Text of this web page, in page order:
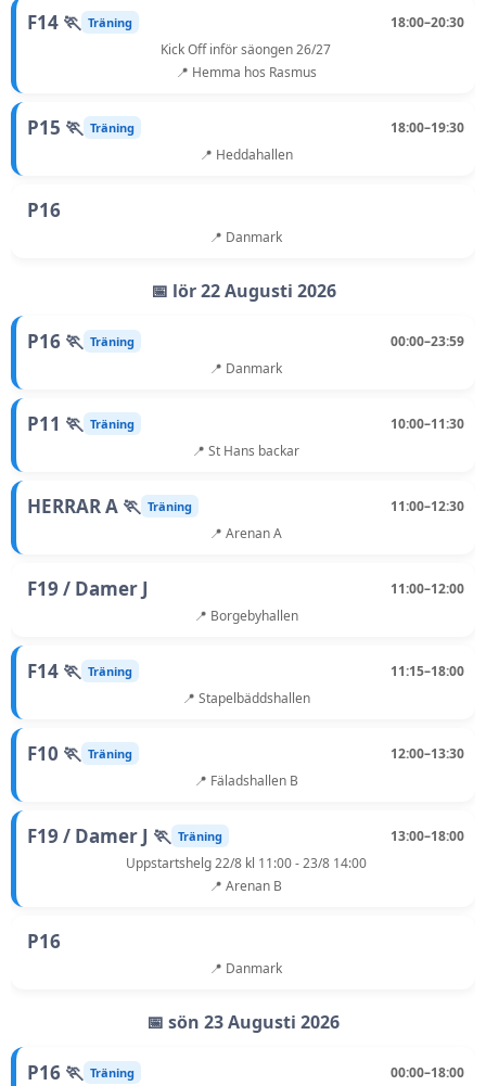
F14 🏃 Träning
18:00–20:30
Kick Off inför säongen 26/27
📍 Hemma hos Rasmus
P15 🏃 Träning
18:00–19:30
📍 Heddahallen
P16
📍 Danmark
📅 lör 22 Augusti 2026
P16 🏃 Träning
00:00–23:59
📍 Danmark
P11 🏃 Träning
10:00–11:30
📍 St Hans backar
HERRAR A 🏃 Träning
11:00–12:30
📍 Arenan A
F19 / Damer J
11:00–12:00
📍 Borgebyhallen
F14 🏃 Träning
11:15–18:00
📍 Stapelbäddshallen
F10 🏃 Träning
12:00–13:30
📍 Fäladshallen B
F19 / Damer J 🏃 Träning
13:00–18:00
Uppstartshelg 22/8 kl 11:00 - 23/8 14:00
📍 Arenan B
P16
📍 Danmark
📅 sön 23 Augusti 2026
P16 🏃 Träning
00:00–18:00